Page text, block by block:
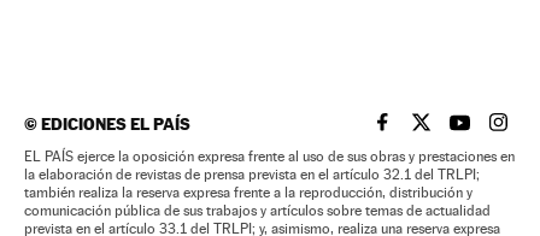
©EDICIONES EL PAÍS EL PAÍS BRASIL EN
EL PAÍSEL PAÍS
EL
EL PAÍS ejerce la oposición expresa frente al uso de sus obras y prestaciones en
la elaboración de revistas de prensa prevista en el artículo 32.1 del TRLPI;
también realiza la reserva expresa frente a la reproducción, distribución y
comunicación pública de sus trabajos y artículos sobre temas de actualidad
prevista en el artículo 33.1 del TRLPI; y, asimismo, realiza una reserva expresa